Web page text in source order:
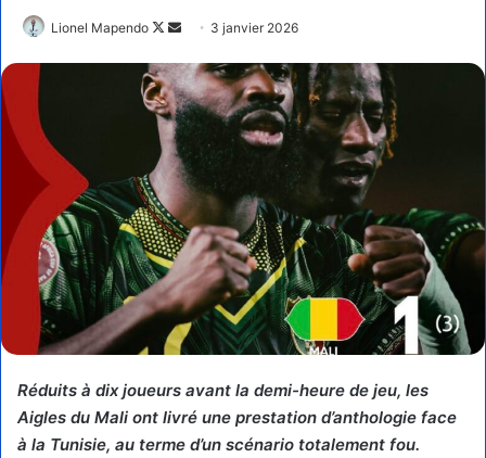
Lionel Mapendo
Follow
X
Envoyer
courriel
3 janvier 2026
Réduits à dix joueurs avant la demi-heure de jeu, les
Aigles du Mali ont livré une prestation d’anthologie face
à la Tunisie, au terme d’un scénario totalement fou.